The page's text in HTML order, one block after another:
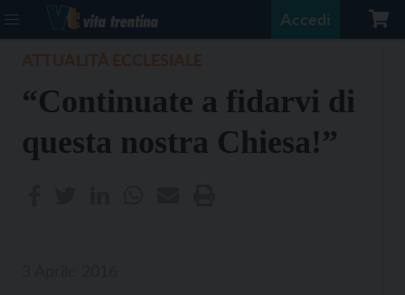
Accedi
“Continuate a fidarvi di
questa nostra Chiesa!”